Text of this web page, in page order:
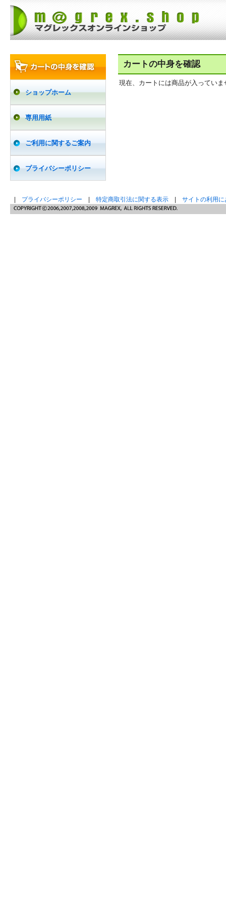
ショップホーム
専用用紙
ご利用に関するご案内
プライバシーポリシー
カートの中身を確認
現在、カートには商品が入っていま
プライバシーポリシー 特定商取引法に関する表示 サイトの利用に